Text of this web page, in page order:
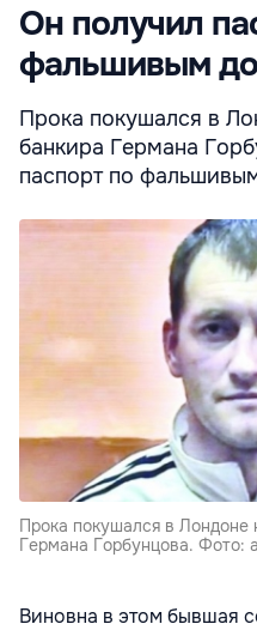
Он получил
фальшивым
Прока покушался в
банкира Германа
паспорт по
Прока покушался в Лондоне
Германа Горбунцова. Фото:
Виновна в этом бывшая